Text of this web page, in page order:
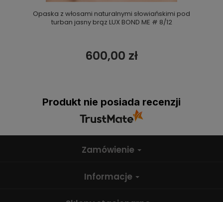
Opaska z włosami naturalnymi słowiańskimi pod
turban jasny brąz LUX BOND ME # 8/12
600,00 zł
Produkt nie posiada recenzji
Zamówienie
Informacje